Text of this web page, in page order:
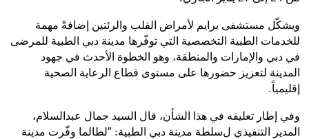
ويشكّل مستشفى برايم لأمراض
القلب والرئتين إضافةً مهمة
للخدمات الطبية التخصصية التي توفّرها مدينة دبي الطبية للمرضى
في دبي والإمارات والمنطقة، وهو الخطوة الأحدث في جهود
المدينة لتعزيز حضورها على مستوى قطاع الرعاية الصحية
إقليمياً.
وفي إطار تعليقه في هذا الشأن، قال السيد جمال عبدالسلام،
المدير التنفيذي لسلطة مدينة دبي الطبية: "لطالما وفّرت مدينة